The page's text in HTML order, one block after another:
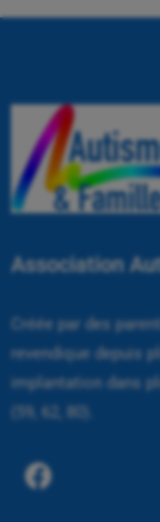
Association
Créée par des
revendique depuis
implantation dans
(59, 62, 80).